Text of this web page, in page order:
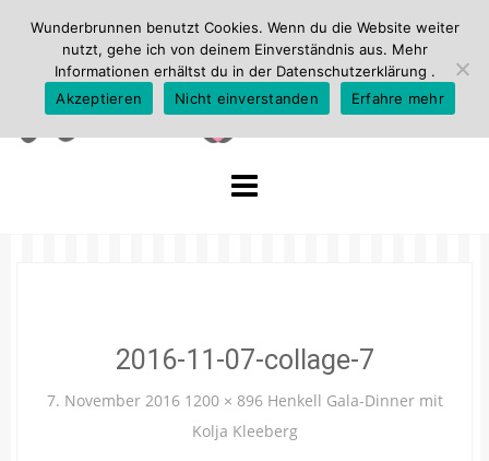
2016-11-07-collage-7
7. November 2016 1200 × 896 Henkell Gala-Dinner mit
Kolja Kleeberg
Wunderbrunnen benutzt Cookies. Wenn du die Website weiter
nutzt, gehe ich von deinem Einverständnis aus. Mehr
Informationen erhältst du in der Datenschutzerklärung .
Akzeptieren
Nicht einverstanden Erfahre mehr